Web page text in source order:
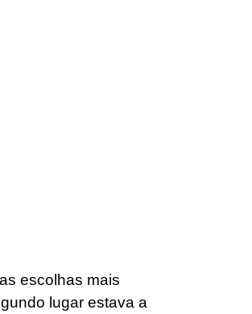
escolhas mais
lugar estava a